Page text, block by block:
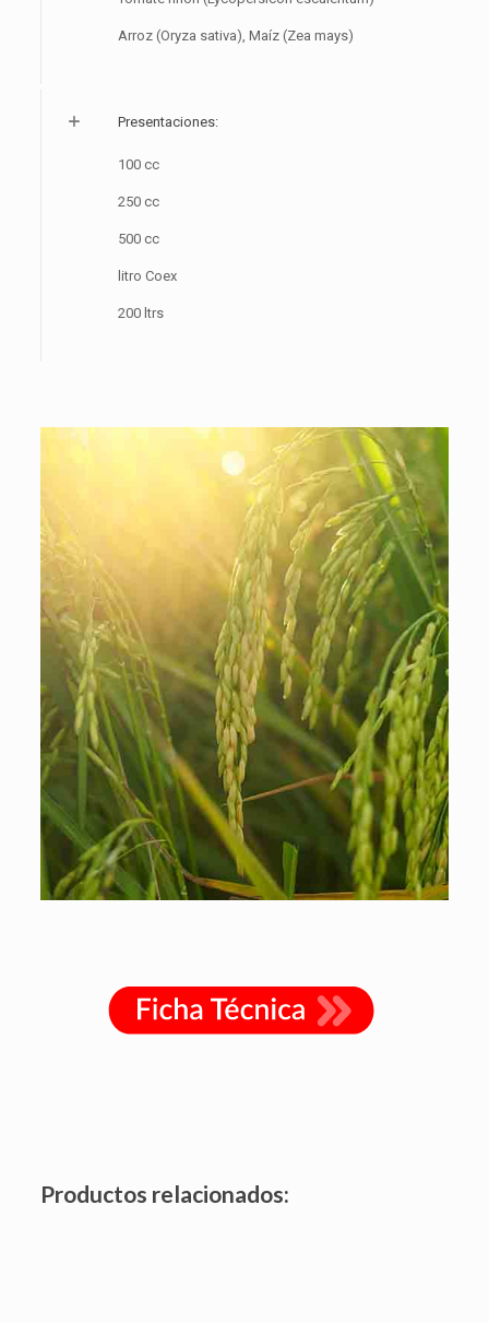
Arroz (Oryza sativa), Maíz (Zea mays)
Presentaciones:
100 cc
250 cc
500 cc
litro Coex
200 ltrs
Productos relacionados: